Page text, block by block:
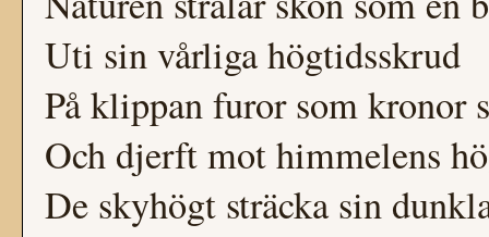
Uti sin vårliga högtidsskrud
På klippan furor som kronor
Och djerft mot himmelens
De skyhögt sträcka sin